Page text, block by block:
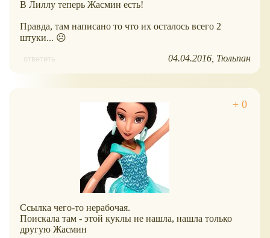
В Лиллу теперь Жасмин есть!
Правда, там написано то что их осталось всего 2
штуки... ☹
ответить 04.04.2016 Тюльпан
Ссылка чего-то нерабочая.
Поискала там - этой куклы не нашла, нашла только
другую Жасмин